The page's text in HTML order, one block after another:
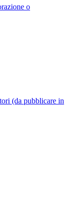
o
(da pubblicare in